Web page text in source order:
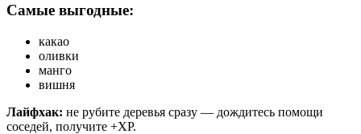
Самые выгодные:
какао
оливки
манго
вишня
Лайфхак: не рубите деревья сразу — дождитесь помощи
соседей, получите +XP.